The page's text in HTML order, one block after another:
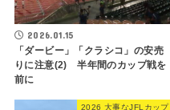
2026.01.15
「ダービー」「クラシコ」の安売
りに注意(2) 半年間のカップ戦を
前に
2026 大事なJFLカップ